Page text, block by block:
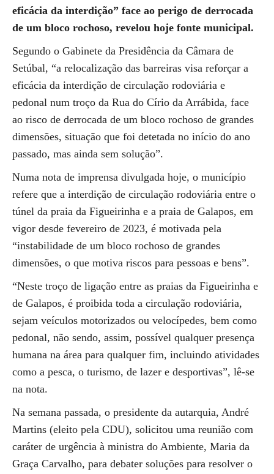
eficácia da interdição” face ao perigo de derrocada
de um bloco rochoso, revelou hoje fonte municipal.
Segundo o Gabinete da Presidência da Câmara de
Setúbal, “a relocalização das barreiras visa reforçar a
eficácia da interdição de circulação rodoviária e
pedonal num troço da Rua do Círio da Arrábida, face
ao risco de derrocada de um bloco rochoso de grandes
dimensões, situação que foi detetada no início do ano
passado, mas ainda sem solução”.
Numa nota de imprensa divulgada hoje, o município
refere que a interdição de circulação rodoviária entre o
túnel da praia da Figueirinha e a praia de Galapos, em
vigor desde fevereiro de 2023, é motivada pela
“instabilidade de um bloco rochoso de grandes
dimensões, o que motiva riscos para pessoas e bens”.
“Neste troço de ligação entre as praias da Figueirinha e
de Galapos, é proibida toda a circulação rodoviária,
sejam veículos motorizados ou velocípedes, bem como
pedonal, não sendo, assim, possível qualquer presença
humana na área para qualquer fim, incluindo atividades
como a pesca, o turismo, de lazer e desportivas”, lê-se
na nota.
Na semana passada, o presidente da autarquia, André
Martins (eleito pela CDU), solicitou uma reunião com
caráter de urgência à ministra do Ambiente, Maria da
Graça Carvalho, para debater soluções para resolver o